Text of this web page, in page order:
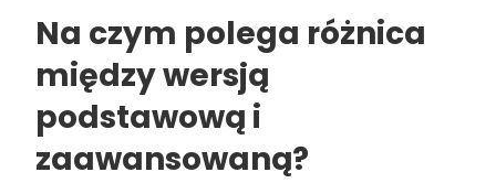
Na czym polega różnica
między wersją
podstawową i
zaawansowaną?